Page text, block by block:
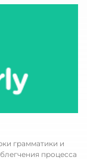
грамматики и
процесса